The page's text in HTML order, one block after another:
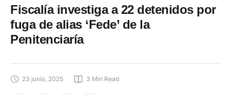
Fiscalía investiga a 22 detenidos por
fuga de alias ‘Fede’ de la
Penitenciaría
23 junio, 2025 3 Min Read